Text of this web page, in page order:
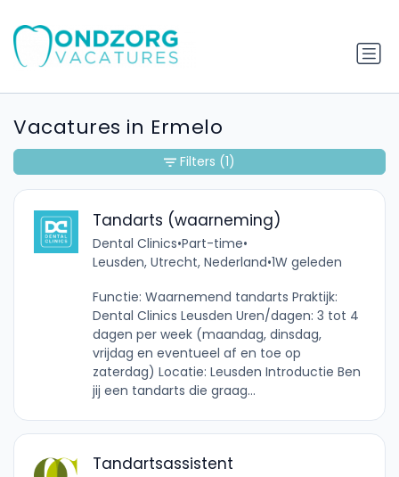
Vacatures in Ermelo
Tandarts (waarneming)
Dental Clinics•Part-time•
Leusden, Utrecht, Nederland•1W geleden
Functie: Waarnemend tandarts Praktijk:
Dental Clinics Leusden Uren/dagen: 3 tot 4
dagen per week (maandag, dinsdag,
vrijdag en eventueel af en toe op
zaterdag) Locatie: Leusden Introductie Ben
jij een tandarts die graag...
Tandartsassistent
Filters (1)